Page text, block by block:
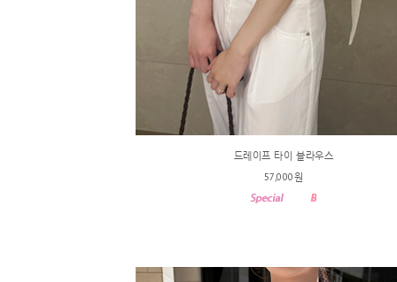
드레이프 타이 블라우스
57,000원